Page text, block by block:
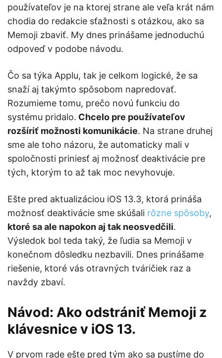
používateľov je na ktorej strane ale veľa krát nám
chodia do redakcie sťažnosti s otázkou, ako sa
Memoji zbaviť. My dnes prinášame jednoduchú
odpoveď v podobe návodu.
Čo sa týka Applu, tak je celkom logické, že sa
snaží aj takýmto spôsobom napredovať.
Rozumieme tomu, prečo novú funkciu do
systému pridalo. Chcelo pre používateľov
rozšíriť možnosti komunikácie. Na strane druhej
sme ale toho názoru, že automaticky mali v
spoločnosti priniesť aj možnosť deaktivácie pre
tých, ktorým to až tak moc nevyhovuje.
Ešte pred aktualizáciou iOS 13.3, ktorá prináša
možnosť deaktivácie sme skúšali rôzne spôsoby,
ktoré sa ale napokon aj tak neosvedčili.
Výsledok bol teda taký, že ľudia sa Memoji v
konečnom dôsledku nezbavili. Dnes prinášame
riešenie, ktoré vás otravných tváričiek raz a
navždy zbaví.
Návod: Ako odstrániť Memoji z
klávesnice v iOS 13.
V prvom rade ešte pred tým ako sa pustíme do